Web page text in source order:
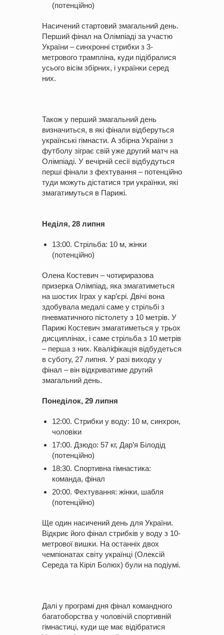
(потенційно)
Насичений стартовий змагальний день.
Перший фінал на Олімпіаді за участю
України – синхронні стрибки з 3-
метрового трампліна, куди підібралися
усього вісім збірних, і українки серед
них.
Також у перший змагальний день
визначиться, в які фінали відберуться
українські гімнасти. А збірна України з
футболу зіграє свій уже другий матч на
Олімпіаді. У вечірній сесії відбудуться
перші фінали з фехтування – потенційно
туди можуть дістатися три українки, які
змагатимуться в Парижі.
Неділя, 28 липня
13:00. Стрільба: 10 м, жінки
(потенційно)
Олена Костевич – чотириразова
призерка Олімпіад, яка змагатиметься
на шостих Іграх у кар’єрі. Двічі вона
здобувала медалі саме у стрільбі з
пневматичного пістолету з 10 метрів. У
Парижі Костевич змагатиметься у трьох
дисциплінах, і саме стрільба з 10 метрів
– перша з них. Кваліфікація відбудеться
в суботу, 27 липня. У разі виходу у
фінал – він відкриватиме другий
змагальний день.
Понеділок, 29 липня
12:00. Стрибки у воду: 10 м, синхрон,
чоловіки
17:00. Дзюдо: 57 кг, Дар’я Білодід
(потенційно)
18:30. Спортивна гімнастика:
команда, фінал
20:00. Фехтування: жінки, шабля
(потенційно)
Ще один насичений день для України.
Відкриє його фінал стрибків у воду з 10-
метрової вишки. На останніх двох
чемпіонатах світу українці (Олексій
Середа та Кіріл Болюх) були на подіумі.
Далі у програмі дня фінал командного
багатоборства у чоловічій спортивній
гімнастиці, куди ще має відібратися